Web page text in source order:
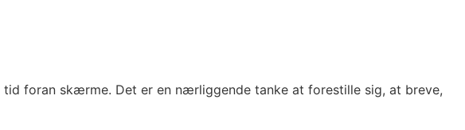
foran skærme. Det er en nærliggende tanke at forestille sig, at breve,